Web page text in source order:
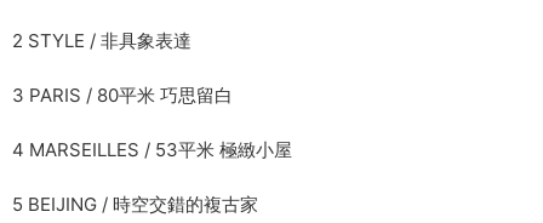
2 STYLE / 非具象表達
3 PARIS / 80平米 巧思留白
4 MARSEILLES / 53平米 極緻小屋
5 BEIJING / 時空交錯的複古家